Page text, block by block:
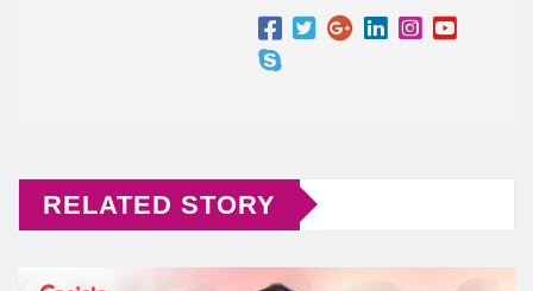
RELATED STORY